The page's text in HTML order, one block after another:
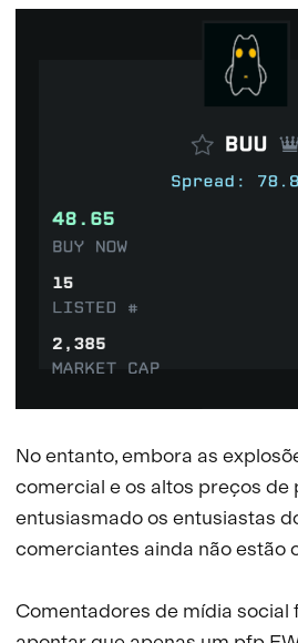
No entanto, embora as
comercial e os altos preços de
entusiasmado os entusiastas
comerciantes ainda não estão
Comentadores de mídia social